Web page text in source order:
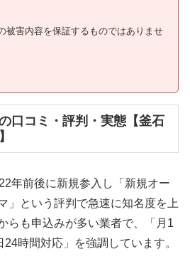
被害内容を保証するものではありませ
口コミ・評判・実態【釜石
年前後に新規参入し「新規オー
」という評判で急速に知名度を上
らも申込みが多い業者で、「月1
時間対応」を強調しています。